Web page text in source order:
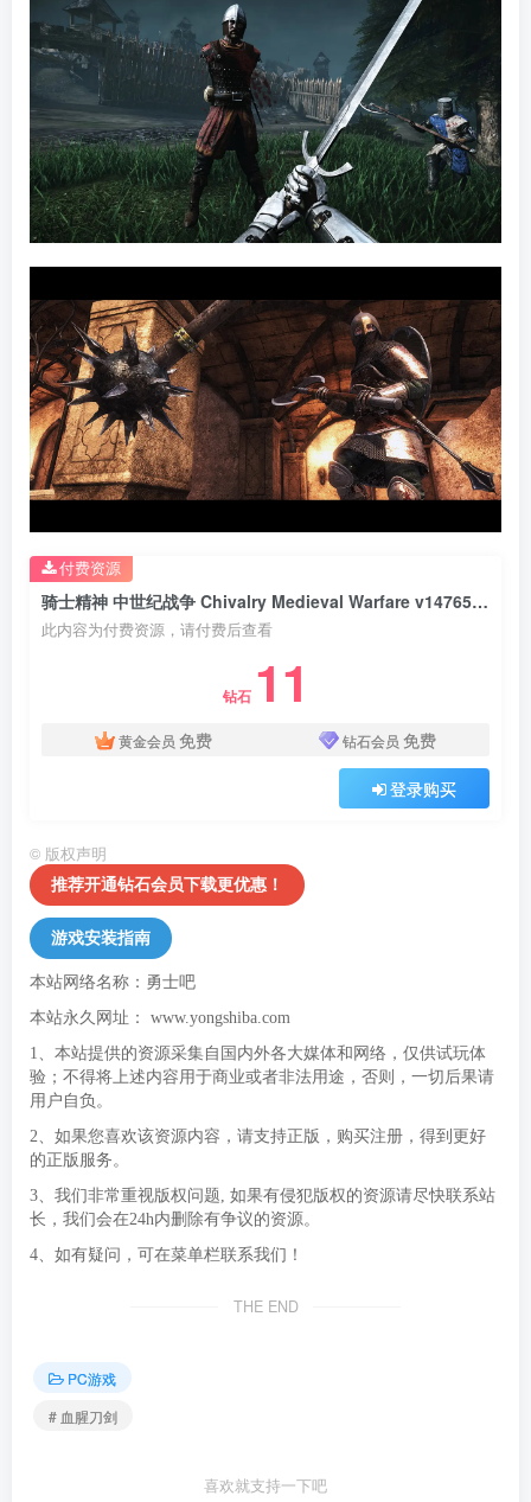
骑士精神 中世纪战争 Chivalry Medieval Warfare v147655版 官方中文
此内容为付费资源，请付费后查看
钻石 11
黄金会员 免费 钻石会员 免费
登录购买
付费资源
© 版权声明
推荐开通钻石会员下载更优惠！
游戏安装指南
本站网络名称：勇士吧
本站永久网址： www.yongshiba.com
1、本站提供的资源采集自国内外各大媒体和网络，仅供试玩体
验；不得将上述内容用于商业或者非法用途，否则，一切后果请
用户自负。
2、如果您喜欢该资源内容，请支持正版，购买注册，得到更好
的正版服务。
3、我们非常重视版权问题, 如果有侵犯版权的资源请尽快联系站
长，我们会在24h内删除有争议的资源。
4、如有疑问，可在菜单栏联系我们！
THE END
PC游戏
# 血腥刀剑
喜欢就支持一下吧